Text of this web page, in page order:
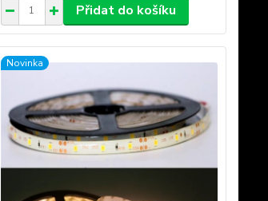
Přidat do košíku
Novinka